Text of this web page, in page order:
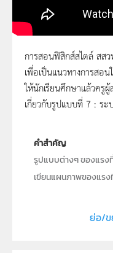
การสอนฟิสิกส์สไ
การเคลื่อนที่
การสอนฟิสิกส์สไตล์ สส
เพื่อเป็นแนวทางการสอ
ให้นักเรียนศึกษาแล้วครู
เกี่ยวกับรูปแบบที่ 7 : ระ
คำสำคัญ
รูปแบบต่างๆ ของแรง
เขียนแผนภาพของแร
สถาบันส่งเสริมการส
ย่อ/ข